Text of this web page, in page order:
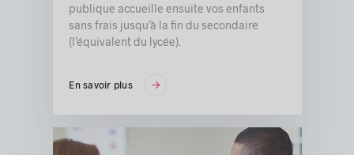
publique accueille ensuite vos enfants
sans frais jusqu’à la fin du secondaire
(l’équivalent du lycée).
En savoir plus